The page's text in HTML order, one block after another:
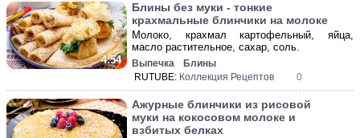
4:54
Блины без муки - тонкие
крахмальные блинчики на молоке
Молоко, крахмал картофельный, яйца,
масло растительное, сахар, соль.
Выпечка
Блины
RUTUBE: Коллекция Рецептов 0
Ажурные блинчики из рисовой
муки на кокосовом молоке и
взбитых белках